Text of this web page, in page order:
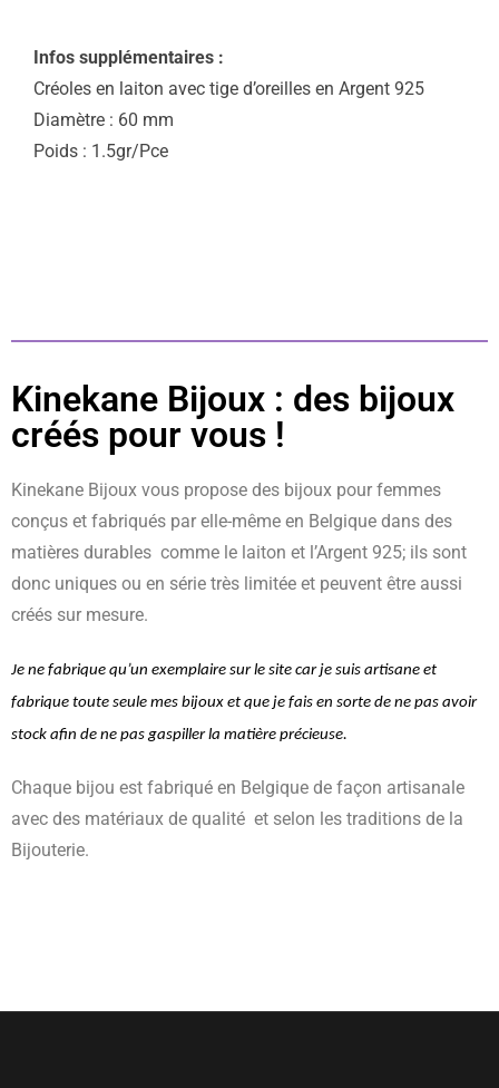
Infos supplémentaires :
Créoles en laiton avec tige d’oreilles en Argent 925
Diamètre : 60 mm
Poids : 1.5gr/Pce
Kinekane Bijoux : des bijoux
créés pour vous !
Kinekane Bijoux vous propose des bijoux pour femmes
conçus et fabriqués par elle-même en Belgique dans des
matières durables comme le laiton et l’Argent 925; ils sont
donc uniques ou en série très limitée et peuvent être aussi
créés sur mesure.
Je ne fabrique qu’un exemplaire sur le site car je suis artisane et
fabrique toute seule mes bijoux et que je fais en sorte de ne pas avoir
stock afin de ne pas gaspiller la matière précieuse.
Chaque bijou est fabriqué en Belgique de façon artisanale
avec des matériaux de qualité et selon les traditions de la
Bijouterie.